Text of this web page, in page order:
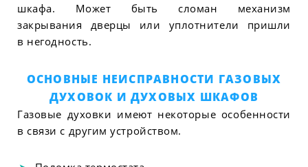
шкафа. Может быть сломан механизм
закрывания дверцы или уплотнители пришли
в негодность.
ОСНОВНЫЕ НЕИСПРАВНОСТИ ГАЗОВЫХ
ДУХОВОК И ДУХОВЫХ ШКАФОВ
Газовые духовки имеют некоторые особенности
в связи с другим устройством.